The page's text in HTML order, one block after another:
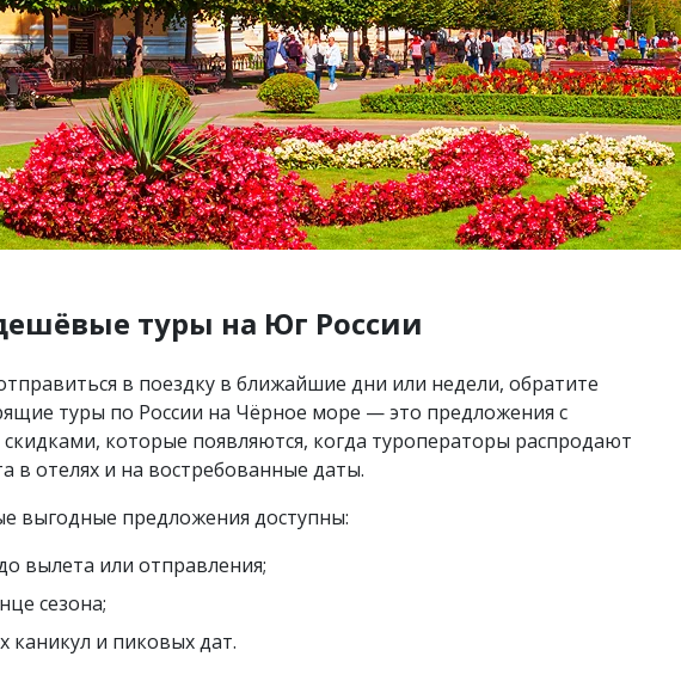
туры на Юг России
в поездку в ближайшие дни или недели, обратите
туры по России на Чёрное море — это предложения с
которые появляются, когда туроператоры распродают
в отелях и на востребованные даты.
выгодные предложения доступны:
вылета или отправления;
сезона;
каникул и пиковых дат.